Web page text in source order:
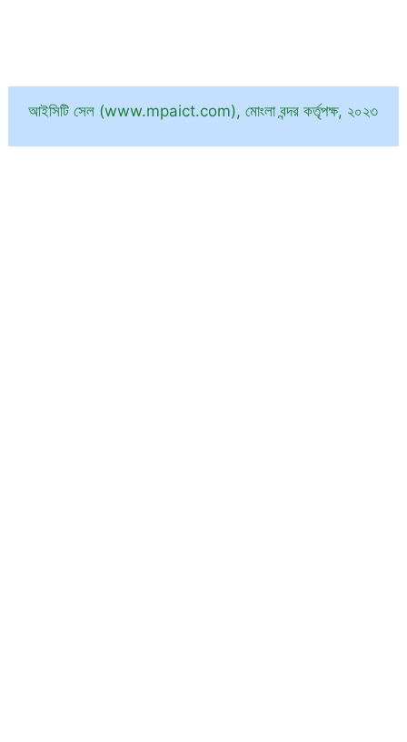
আইসিটি সেল (www.mpaict.com), মোংলা বন্দর কর্তৃপক্ষ, ২০২৩